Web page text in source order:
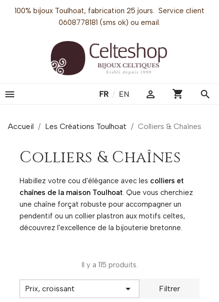
100% bijoux Toulhoat, fabrication 25 jours. Service client
0608778181 (sms ok) ou email.
 FR / EN  shopping_cart search
Accueil Les Créations Toulhoat Colliers & Chaînes
Colliers & Chaînes
Habillez votre cou d'élégance avec les colliers et
chaînes de la maison Toulhoat. Que vous cherchiez
une chaîne forçat robuste pour accompagner un
pendentif ou un collier plastron aux motifs celtes,
découvrez l'excellence de la bijouterie bretonne.
Il y a 115 produits.
Prix, croissant  Filtrer